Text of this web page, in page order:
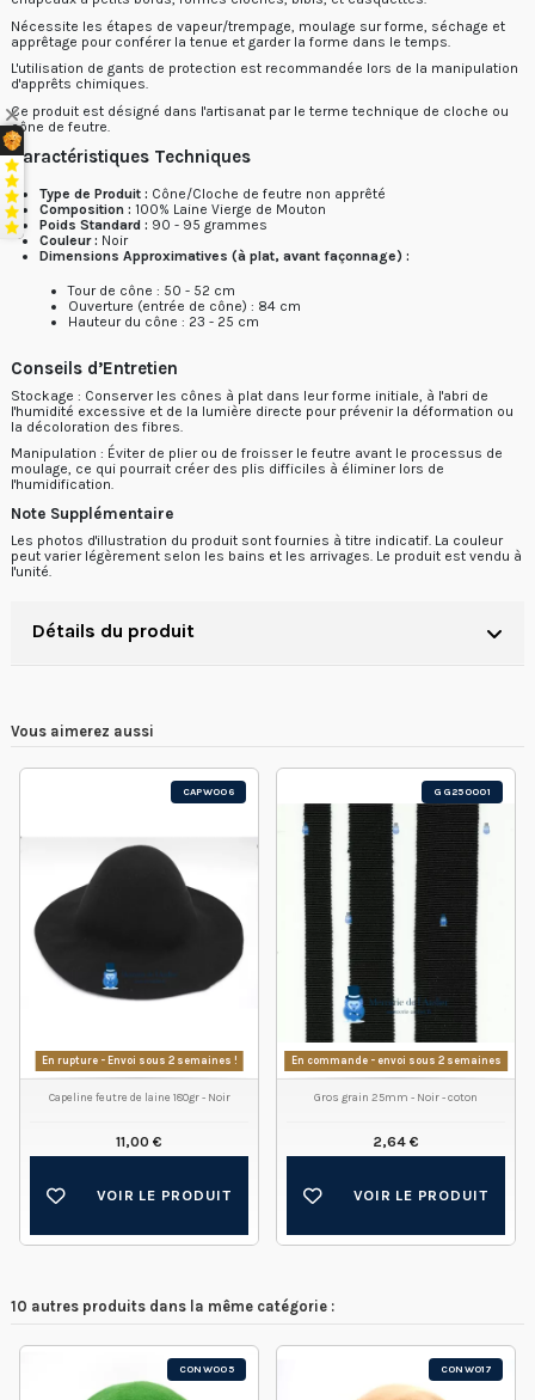
Nécessite les étapes de vapeur/trempage, moulage sur forme, séchage et
apprêtage pour conférer la tenue et garder la forme dans le temps.
L'utilisation de gants de protection est recommandée lors de la manipulation
d'apprêts chimiques.
Ce produit est désigné dans l'artisanat par le terme technique de cloche ou
cône de feutre.
Caractéristiques Techniques
Type de Produit : Cône/Cloche de feutre non apprêté
Composition : 100% Laine Vierge de Mouton
Poids Standard : 90 - 95 grammes
Couleur : Noir
Dimensions Approximatives (à plat, avant façonnage) :
Tour de cône : 50 - 52 cm
Ouverture (entrée de cône) : 84 cm
Hauteur du cône : 23 - 25 cm
Conseils d’Entretien
Stockage : Conserver les cônes à plat dans leur forme initiale, à l'abri de
l'humidité excessive et de la lumière directe pour prévenir la déformation ou
la décoloration des fibres.
Manipulation : Éviter de plier ou de froisser le feutre avant le processus de
moulage, ce qui pourrait créer des plis difficiles à éliminer lors de
l'humidification.
Note Supplémentaire
Les photos d'illustration du produit sont fournies à titre indicatif. La couleur
peut varier légèrement selon les bains et les arrivages. Le produit est vendu à
l'unité.
Détails du produit
Vous aimerez aussi
CAPW006
En rupture - Envoi sous 2 semaines !
Capeline feutre de laine 180gr - Noir
11,00 €
VOIR LE PRODUIT
GG250001
En commande - envoi sous 2 semaines
Gros grain 25mm - Noir - coton
2,64 €
VOIR LE PRODUIT
10 autres produits dans la même catégorie :
CONW005 CONW017